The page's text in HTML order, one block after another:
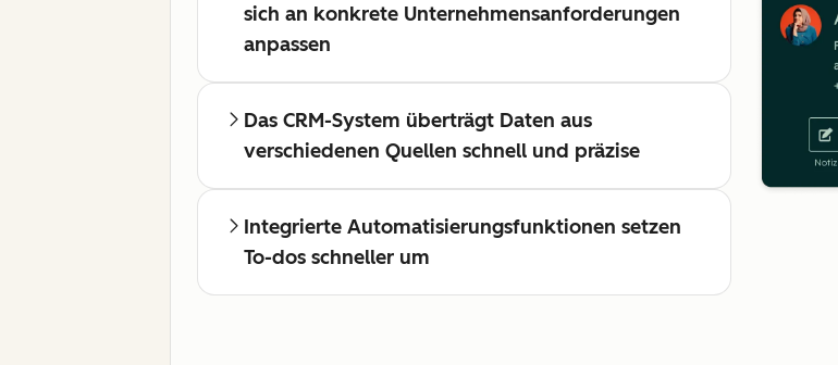
sich an konkrete Unternehmensanforderungen
anpassen
Das CRM-System überträgt Daten aus
verschiedenen Quellen schnell und präzise
Integrierte Automatisierungsfunktionen setzen
To-dos schneller um